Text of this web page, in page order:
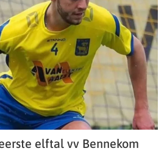
elftal vv Bennekom